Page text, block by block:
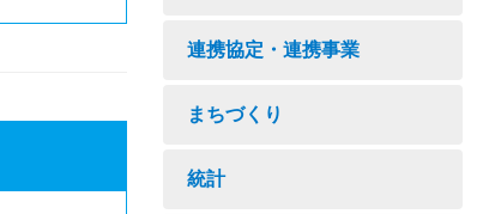
連携協定・連携事業
まちづくり
統計